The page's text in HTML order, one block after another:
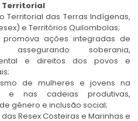
Territorial
Territorial das Terras Indígenas,
e Territórios Quilombolas;
ações integradas de
assegurando soberania,
e direitos dos povos e
de mulheres e jovens na
e nas cadeias produtivas,
gênero e inclusão social;
Resex Costeiras e Marinhas e